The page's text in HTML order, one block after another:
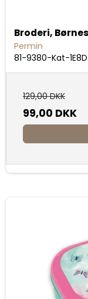
Broderi,
Permin
81-9380-Kat-1E8D
129,00 DKK
99,00 DKK